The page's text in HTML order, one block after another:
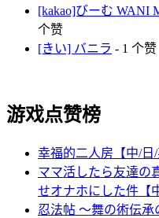
[kakao]びーむ WANI
个赞
[きい] バニラ - 1 个赞
游戏点赞榜
幸福的二人房【中/日/
ママ活したら友達の
せオナホにした件【
忍法帖 ～舞の術伝承